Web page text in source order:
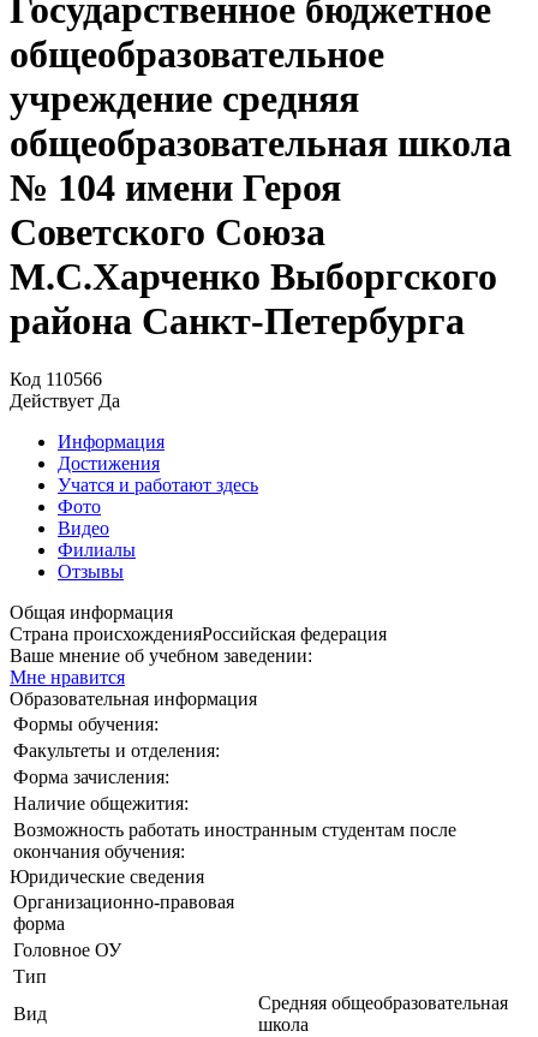
Государственное бюджетное
общеобразовательное
учреждение средняя
общеобразовательная школа
№ 104 имени Героя
Советского Союза
М.С.Харченко Выборгского
района Санкт-Петербурга
Код 110566
Действует Да
Информация
Достижения
Учатся и работают здесь
Фото
Видео
Филиалы
Отзывы
Общая информация
Страна происхожденияРоссийская федерация
Ваше мнение об учебном заведении:
Мне нравится
Образовательная информация
Формы обучения:
Факультеты и отделения:
Форма зачисления:
Наличие общежития:
Возможность работать иностранным студентам после
окончания обучения:
Юридические сведения
Организационно-правовая
форма
Головное ОУ
Тип
Вид
Средняя общеобразовательная
школа